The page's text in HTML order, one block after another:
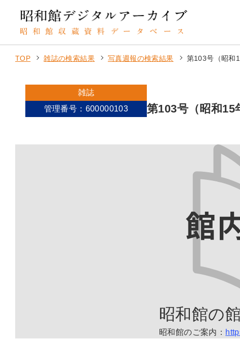
TOP 雑誌の検索結果 写真週報の検索結果 第103号（昭和
雑誌
管理番号：600000103
第103号（昭和15
昭和館の
昭和館のご案内：